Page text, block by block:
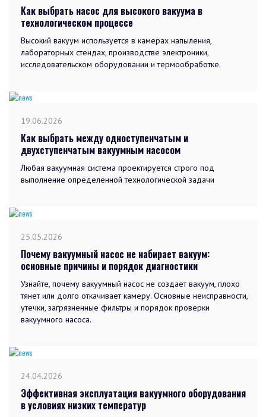
Как выбрать насос для высокого вакуума в
технологическом процессе
Высокий вакуум используется в камерах напыления,
лабораторных стендах, производстве электроники,
исследовательском оборудовании и термообработке.
19.06.2026
Как выбрать между одноступенчатым и
двухступенчатым вакуумным насосом
Любая вакуумная система проектируется строго под
выполнение определенной технологической задачи
25.05.2026
Почему вакуумный насос не набирает вакуум:
основные причины и порядок диагностики
Узнайте, почему вакуумный насос не создает вакуум, плохо
тянет или долго откачивает камеру. Основные неисправности,
утечки, загрязненные фильтры и порядок проверки
вакуумного насоса.
24.04.2026
Эффективная эксплуатация вакуумного оборудования
в условиях низких температур